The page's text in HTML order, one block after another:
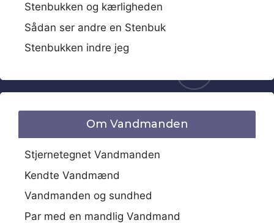
Stenbukken og kærligheden
Sådan ser andre en Stenbuk
Stenbukken indre jeg
Om Vandmanden
Stjernetegnet Vandmanden
Kendte Vandmænd
Vandmanden og sundhed
Par med en mandlig Vandmand